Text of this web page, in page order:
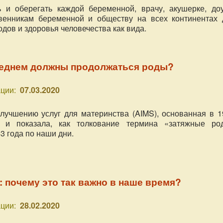
и оберегать каждой беременной, врачу, акушерке,
беременной и обществу на всех континентах
и здоровья человечества как вида.
должны продолжаться роды?
07.03.2020
услуг для материнства (AIMS), основанная в
и показала, как толкование термина «затяжные
года по наши дни.
это так важно в наше время?
28.02.2020